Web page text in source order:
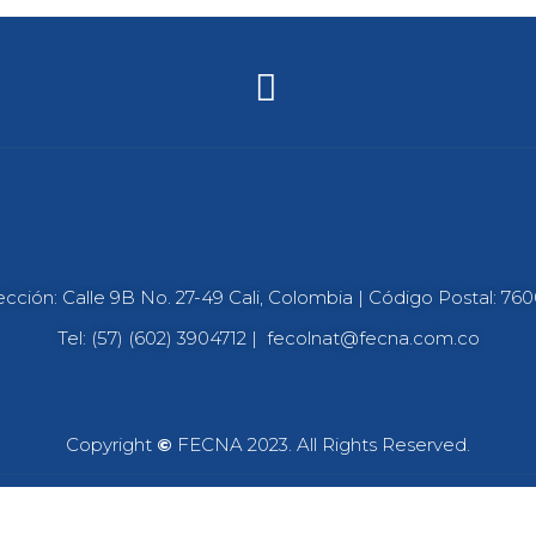
Calle 9B No. 27-49 Cali, Colombia | Código Postal:
Tel: (57) (602) 3904712 | fecolnat@fecna.com.co
Copyright © FECNA 2023. All Rights Reserved.